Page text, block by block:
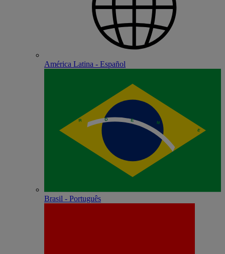
América Latina - Español
Brasil - Português